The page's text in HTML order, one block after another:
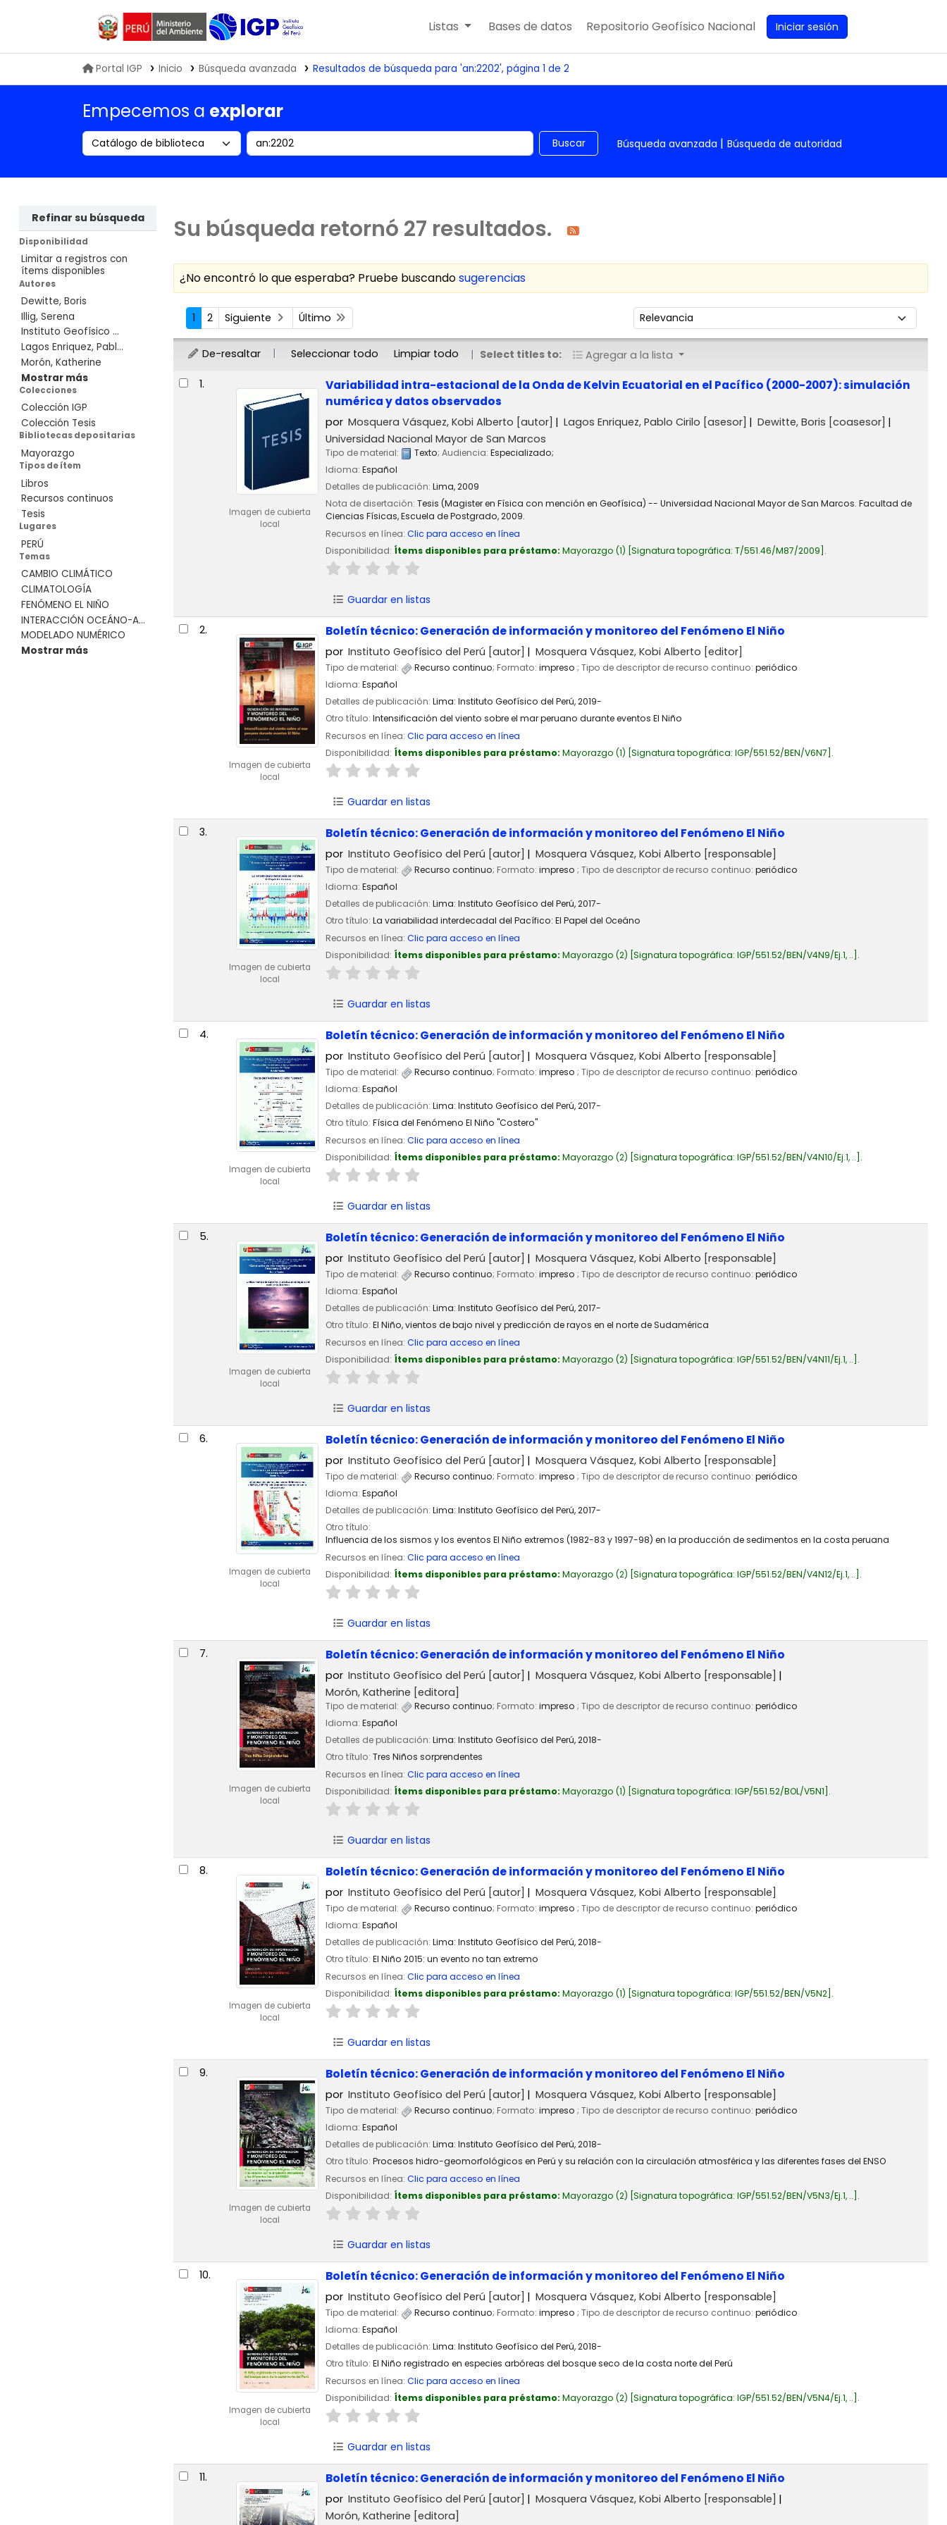
Biblioteca IGP
Listas Bases de datos Repositorio Geofísico Nacional Iniciar sesión
Portal IGP Inicio Búsqueda avanzada Resultados de búsqueda para 'an:2202', página 1 de 2
Empecemos a explorar
Search the catalog by: Buscar en el catálogo por palabra clave Buscar Búsqueda avanzada Búsqueda de autoridad
Refinar su búsqueda
Disponibilidad
Limitar a registros con
ítems disponibles
Autores
Dewitte, Boris
Illig, Serena
Instituto Geofísico ...
Lagos Enriquez, Pabl...
Morón, Katherine
Mostrar más
Colecciones
Colección IGP
Colección Tesis
Bibliotecas depositarias
Mayorazgo
Tipos de ítem
Libros
Recursos continuos
Tesis
Lugares
PERÚ
Temas
CAMBIO CLIMÁTICO
CLIMATOLOGÍA
FENÓMENO EL NIÑO
INTERACCIÓN OCEÁNO-A...
MODELADO NUMÉRICO
Mostrar más
Su búsqueda retornó 27 resultados.
¿No encontró lo que esperaba? Pruebe buscandosugerencias
Ordenar
1 2 Siguiente Último Ordenar por:
De-resaltar Seleccionar todo Limpiar todo Select titles to: Agregar a la lista
Resultados
1.
Imagen de cubierta
local
Variabilidad intra-estacional de la Onda de Kelvin Ecuatorial en el Pacífico (2000-2007): simulación
numérica y datos observados
por Mosquera Vásquez, Kobi Alberto [autor] Lagos Enriquez, Pablo Cirilo [asesor] Dewitte, Boris [coasesor]
Universidad Nacional Mayor de San Marcos
Tipo de material: Texto; Audiencia: Especializado;
Idioma: Español
Detalles de publicación: Lima,2009
Nota de disertación: Tesis (Magister en Física con mención en Geofísica) -- Universidad Nacional Mayor de San Marcos. Facultad de
Ciencias Físicas, Escuela de Postgrado, 2009.
Recursos en línea: Clic para acceso en línea
Disponibilidad: Ítems disponibles para préstamo: Mayorazgo (1) Signatura topográfica: T/551.46/M87/2009 .
Guardar en listas
2.
Imagen de cubierta
local
Boletín técnico: Generación de información y monitoreo del Fenómeno El Niño
por Instituto Geofísico del Perú [autor] Mosquera Vásquez, Kobi Alberto [editor]
Tipo de material: Recurso continuo; Formato: impreso ; Tipo de descriptor de recurso continuo: periódico
Idioma: Español
Detalles de publicación: Lima: Instituto Geofísico del Perú,2019-
Otro título: Intensificación del viento sobre el mar peruano durante eventos El Niño
Recursos en línea: Clic para acceso en línea
Disponibilidad: Ítems disponibles para préstamo: Mayorazgo (1) Signatura topográfica: IGP/551.52/BEN/V6N7 .
Guardar en listas
3.
Imagen de cubierta
local
Boletín técnico: Generación de información y monitoreo del Fenómeno El Niño
por Instituto Geofísico del Perú [autor] Mosquera Vásquez, Kobi Alberto [responsable]
Tipo de material: Recurso continuo; Formato: impreso ; Tipo de descriptor de recurso continuo: periódico
Idioma: Español
Detalles de publicación: Lima: Instituto Geofísico del Perú,2017-
Otro título: La variabilidad interdecadal del Pacífico: El Papel del Oceáno
Recursos en línea: Clic para acceso en línea
Disponibilidad: Ítems disponibles para préstamo: Mayorazgo (2) Signatura topográfica: IGP/551.52/BEN/V4N9/Ej.1, .. .
Guardar en listas
4.
Imagen de cubierta
local
Boletín técnico: Generación de información y monitoreo del Fenómeno El Niño
por Instituto Geofísico del Perú [autor] Mosquera Vásquez, Kobi Alberto [responsable]
Tipo de material: Recurso continuo; Formato: impreso ; Tipo de descriptor de recurso continuo: periódico
Idioma: Español
Detalles de publicación: Lima: Instituto Geofísico del Perú,2017-
Otro título: Física del Fenómeno El Niño "Costero"
Recursos en línea: Clic para acceso en línea
Disponibilidad: Ítems disponibles para préstamo: Mayorazgo (2) Signatura topográfica: IGP/551.52/BEN/V4N10/Ej.1, .. .
Guardar en listas
5.
Imagen de cubierta
local
Boletín técnico: Generación de información y monitoreo del Fenómeno El Niño
por Instituto Geofísico del Perú [autor] Mosquera Vásquez, Kobi Alberto [responsable]
Tipo de material: Recurso continuo; Formato: impreso ; Tipo de descriptor de recurso continuo: periódico
Idioma: Español
Detalles de publicación: Lima: Instituto Geofísico del Perú,2017-
Otro título: El Niño, vientos de bajo nivel y predicción de rayos en el norte de Sudamérica
Recursos en línea: Clic para acceso en línea
Disponibilidad: Ítems disponibles para préstamo: Mayorazgo (2) Signatura topográfica: IGP/551.52/BEN/V4N11/Ej.1, .. .
Guardar en listas
6.
Imagen de cubierta
local
Boletín técnico: Generación de información y monitoreo del Fenómeno El Niño
por Instituto Geofísico del Perú [autor] Mosquera Vásquez, Kobi Alberto [responsable]
Tipo de material: Recurso continuo; Formato: impreso ; Tipo de descriptor de recurso continuo: periódico
Idioma: Español
Detalles de publicación: Lima: Instituto Geofísico del Perú,2017-
Otro título:
Influencia de los sismos y los eventos El Niño extremos (1982-83 y 1997-98) en la producción de sedimentos en la costa peruana
Recursos en línea: Clic para acceso en línea
Disponibilidad: Ítems disponibles para préstamo: Mayorazgo (2) Signatura topográfica: IGP/551.52/BEN/V4N12/Ej.1, .. .
Guardar en listas
7.
Imagen de cubierta
local
Boletín técnico: Generación de información y monitoreo del Fenómeno El Niño
por Instituto Geofísico del Perú [autor] Mosquera Vásquez, Kobi Alberto [responsable]
Morón, Katherine [editora]
Tipo de material: Recurso continuo; Formato: impreso ; Tipo de descriptor de recurso continuo: periódico
Idioma: Español
Detalles de publicación: Lima: Instituto Geofísico del Perú,2018-
Otro título: Tres Niños sorprendentes
Recursos en línea: Clic para acceso en línea
Disponibilidad: Ítems disponibles para préstamo: Mayorazgo (1) Signatura topográfica: IGP/551.52/BOL/V5N1 .
Guardar en listas
8.
Imagen de cubierta
local
Boletín técnico: Generación de información y monitoreo del Fenómeno El Niño
por Instituto Geofísico del Perú [autor] Mosquera Vásquez, Kobi Alberto [responsable]
Tipo de material: Recurso continuo; Formato: impreso ; Tipo de descriptor de recurso continuo: periódico
Idioma: Español
Detalles de publicación: Lima: Instituto Geofísico del Perú,2018-
Otro título: El Niño 2015: un evento no tan extremo
Recursos en línea: Clic para acceso en línea
Disponibilidad: Ítems disponibles para préstamo: Mayorazgo (1) Signatura topográfica: IGP/551.52/BEN/V5N2 .
Guardar en listas
9.
Imagen de cubierta
local
Boletín técnico: Generación de información y monitoreo del Fenómeno El Niño
por Instituto Geofísico del Perú [autor] Mosquera Vásquez, Kobi Alberto [responsable]
Tipo de material: Recurso continuo; Formato: impreso ; Tipo de descriptor de recurso continuo: periódico
Idioma: Español
Detalles de publicación: Lima: Instituto Geofísico del Perú,2018-
Otro título: Procesos hidro-geomorfológicos en Perú y su relación con la circulación atmosférica y las diferentes fases del ENSO
Recursos en línea: Clic para acceso en línea
Disponibilidad: Ítems disponibles para préstamo: Mayorazgo (2) Signatura topográfica: IGP/551.52/BEN/V5N3/Ej.1, .. .
Guardar en listas
10.
Imagen de cubierta
local
Boletín técnico: Generación de información y monitoreo del Fenómeno El Niño
por Instituto Geofísico del Perú [autor] Mosquera Vásquez, Kobi Alberto [responsable]
Tipo de material: Recurso continuo; Formato: impreso ; Tipo de descriptor de recurso continuo: periódico
Idioma: Español
Detalles de publicación: Lima: Instituto Geofísico del Perú,2018-
Otro título: El Niño registrado en especies arbóreas del bosque seco de la costa norte del Perú
Recursos en línea: Clic para acceso en línea
Disponibilidad: Ítems disponibles para préstamo: Mayorazgo (2) Signatura topográfica: IGP/551.52/BEN/V5N4/Ej.1, .. .
Guardar en listas
11. Boletín técnico: Generación de información y monitoreo del Fenómeno El Niño
por Instituto Geofísico del Perú [autor] Mosquera Vásquez, Kobi Alberto [responsable]
Morón, Katherine [editora]